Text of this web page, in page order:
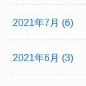
2021年7月 (6)
2021年6月 (3)